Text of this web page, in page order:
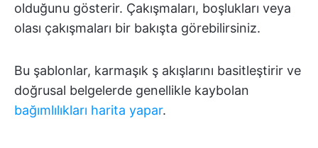
olduğunu gösterir. Çakışmaları, boşlukları veya
olası çakışmaları bir bakışta görebilirsiniz.
Bu şablonlar, karmaşık ş akışlarını basitleştirir ve
doğrusal belgelerde genellikle kaybolan
bağımlılıkları harita yapar.